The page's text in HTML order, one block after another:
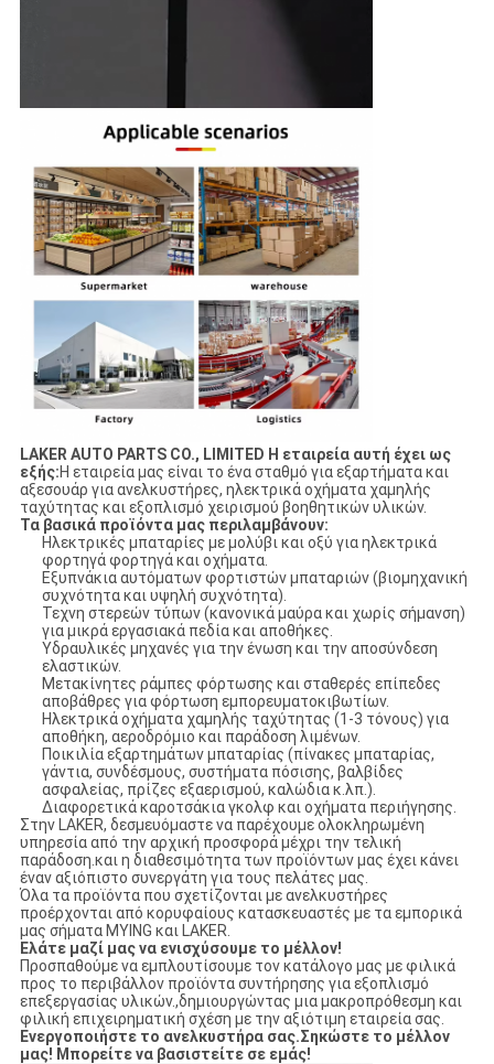
LAKER AUTO PARTS CO., LIMITED Η εταιρεία αυτή έχει ως
εξής:Η εταιρεία μας είναι το ένα σταθμό για εξαρτήματα και
αξεσουάρ για ανελκυστήρες, ηλεκτρικά οχήματα χαμηλής
ταχύτητας και εξοπλισμό χειρισμού βοηθητικών υλικών.
Τα βασικά προϊόντα μας περιλαμβάνουν:
Ηλεκτρικές μπαταρίες με μολύβι και οξύ για ηλεκτρικά
φορτηγά φορτηγά και οχήματα.
Εξυπνάκια αυτόματων φορτιστών μπαταριών (βιομηχανική
συχνότητα και υψηλή συχνότητα).
Τεχνη στερεών τύπων (κανονικά μαύρα και χωρίς σήμανση)
για μικρά εργασιακά πεδία και αποθήκες.
Υδραυλικές μηχανές για την ένωση και την αποσύνδεση
ελαστικών.
Μετακίνητες ράμπες φόρτωσης και σταθερές επίπεδες
αποβάθρες για φόρτωση εμπορευματοκιβωτίων.
Ηλεκτρικά οχήματα χαμηλής ταχύτητας (1-3 τόνους) για
αποθήκη, αεροδρόμιο και παράδοση λιμένων.
Ποικιλία εξαρτημάτων μπαταρίας (πίνακες μπαταρίας,
γάντια, συνδέσμους, συστήματα πόσισης, βαλβίδες
ασφαλείας, πρίζες εξαερισμού, καλώδια κ.λπ.).
Διαφορετικά καροτσάκια γκολφ και οχήματα περιήγησης.
Στην LAKER, δεσμευόμαστε να παρέχουμε ολοκληρωμένη
υπηρεσία από την αρχική προσφορά μέχρι την τελική
παράδοση.και η διαθεσιμότητα των προϊόντων μας έχει κάνει
έναν αξιόπιστο συνεργάτη για τους πελάτες μας.
Όλα τα προϊόντα που σχετίζονται με ανελκυστήρες
προέρχονται από κορυφαίους κατασκευαστές με τα εμπορικά
μας σήματα MYING και LAKER.
Ελάτε μαζί μας να ενισχύσουμε το μέλλον!
Προσπαθούμε να εμπλουτίσουμε τον κατάλογο μας με φιλικά
προς το περιβάλλον προϊόντα συντήρησης για εξοπλισμό
επεξεργασίας υλικών.,δημιουργώντας μια μακροπρόθεσμη και
φιλική επιχειρηματική σχέση με την αξιότιμη εταιρεία σας.
Ενεργοποιήστε το ανελκυστήρα σας.Σηκώστε το μέλλον
μας! Μπορείτε να βασιστείτε σε εμάς!